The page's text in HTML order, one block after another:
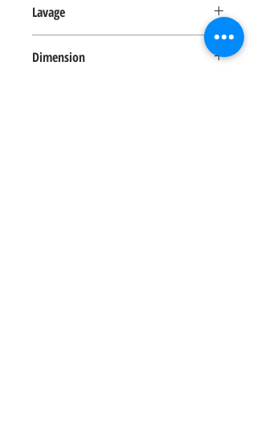
parfait.
Branché avec ce tissu velours
Lavage
Pour préserver l’éclat de son velours
côtelé et la finesse de son imprimé,
Dimension